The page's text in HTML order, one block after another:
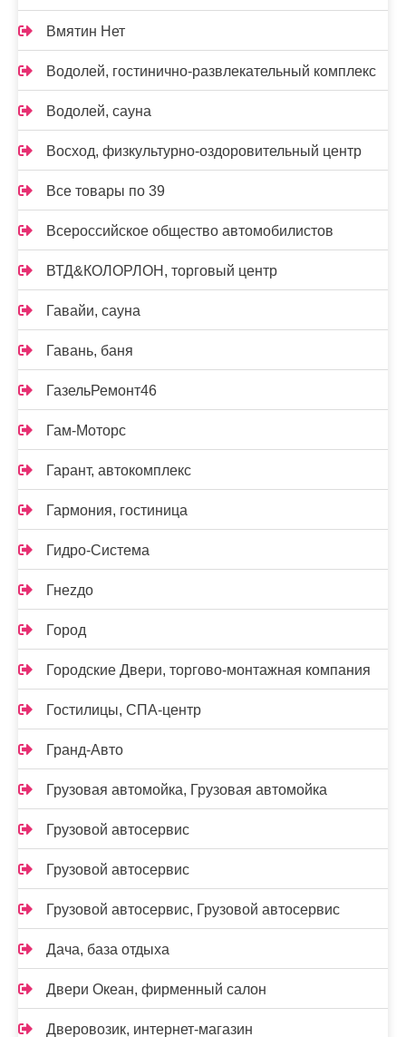
Вмятин Нет
Водолей, гостинично-развлекательный комплекс
Водолей, сауна
Восход, физкультурно-оздоровительный центр
Все товары по 39
Всероссийское общество автомобилистов
ВТД&КОЛОРЛОН, торговый центр
Гавайи, сауна
Гавань, баня
ГазельРемонт46
Гам-Моторс
Гарант, автокомплекс
Гармония, гостиница
Гидро-Система
Гнеzдо
Город
Городские Двери, торгово-монтажная компания
Гостилицы, СПА-центр
Гранд-Авто
Грузовая автомойка, Грузовая автомойка
Грузовой автосервис
Грузовой автосервис
Грузовой автосервис, Грузовой автосервис
Дача, база отдыха
Двери Океан, фирменный салон
Дверовозик, интернет-магазин